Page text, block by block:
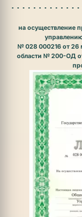
на осуществление
№ 028 000216 от 26
области № 200-ОД